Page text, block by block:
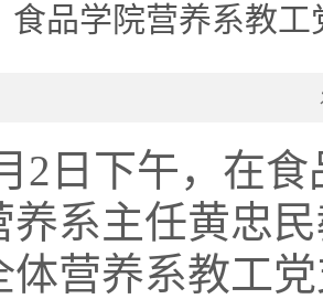
食品学院营养系教
下午，在食
养系主任黄忠
体营养系教工